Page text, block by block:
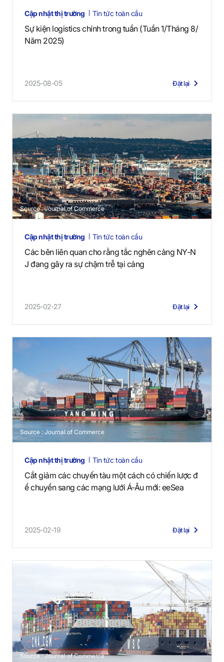
Cập nhật thị trường Tin tức toàn cầu
Sự kiện logistics chính trong tuần (Tuần 1/Tháng 8/
Năm 2025)
2025-08-05 Đặt lại
Source : Journal of Commerce
Cập nhật thị trường Tin tức toàn cầu
Các bên liên quan cho rằng tắc nghẽn cảng NY-N
J đang gây ra sự chậm trễ tại cảng
2025-02-27 Đặt lại
Source : Journal of Commerce
Cập nhật thị trường Tin tức toàn cầu
Cắt giảm các chuyến tàu một cách có chiến lược đ
ể chuyển sang các mạng lưới Á-Âu mới: eeSea
2025-02-19 Đặt lại
Source : Journal of Commerce